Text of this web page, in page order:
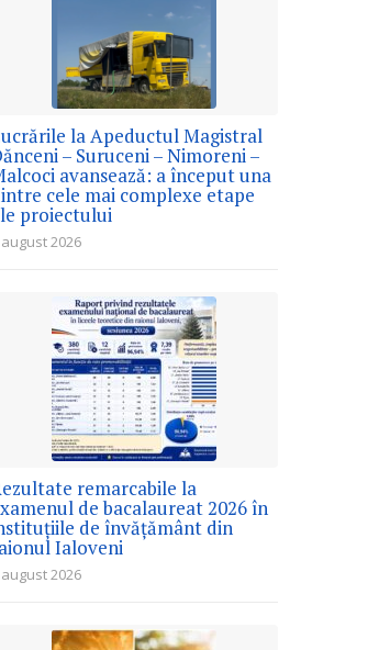
la Apeductul Magistral
– Suruceni – Nimoreni –
avansează: a început una
cele mai complexe etape
proiectului
2026
remarcabile la
de bacalaureat 2026 în
de învățământ din
Ialoveni
2026